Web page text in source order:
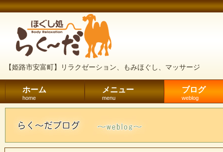
【姫路市安富町】リラクゼーション、もみほぐし、マッサージ
ホーム
home
メニュー
menu
ブログ
weblog